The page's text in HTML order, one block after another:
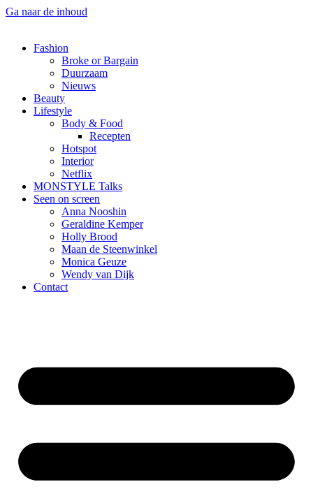
Ga naar de inhoud
Fashion
Broke or Bargain
Duurzaam
Nieuws
Beauty
Lifestyle
Body & Food
Recepten
Hotspot
Interior
Netflix
MONSTYLE Talks
Seen on screen
Anna Nooshin
Geraldine Kemper
Holly Brood
Maan de Steenwinkel
Monica Geuze
Wendy van Dijk
Contact